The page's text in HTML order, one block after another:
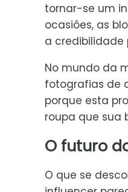
tornar-se um
ocasiões, as
a credibilidade
No mundo da
fotografias de
porque esta
roupa que sua
O futuro
O que se